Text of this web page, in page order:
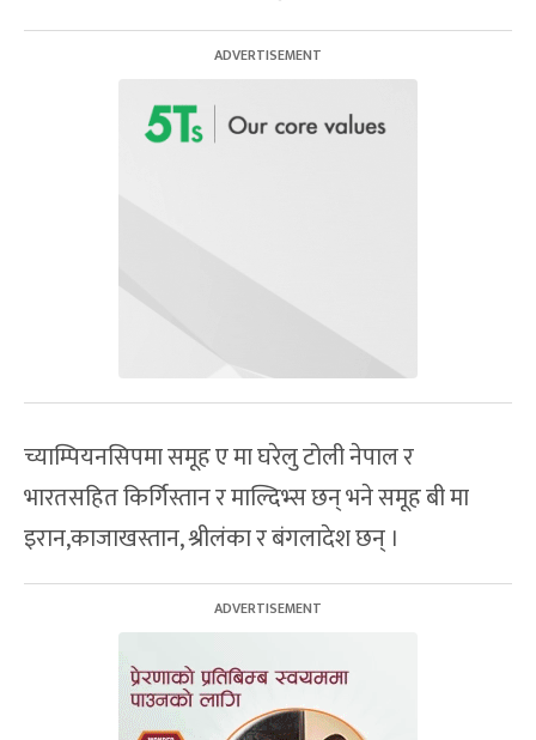
च्याम्पियनसिपमा समूह ए मा घरेलु टोली नेपाल र
भारतसहित किर्गिस्तान र माल्दिभ्स छन् भने समूह बी मा
इरान,काजाखस्तान, श्रीलंका र बंगलादेश छन् ।